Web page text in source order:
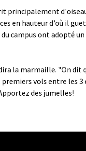
principalement
en hauteur d'où il
campus ont adopté
la marmaille. "On dit
vols entre les
des jumelles!